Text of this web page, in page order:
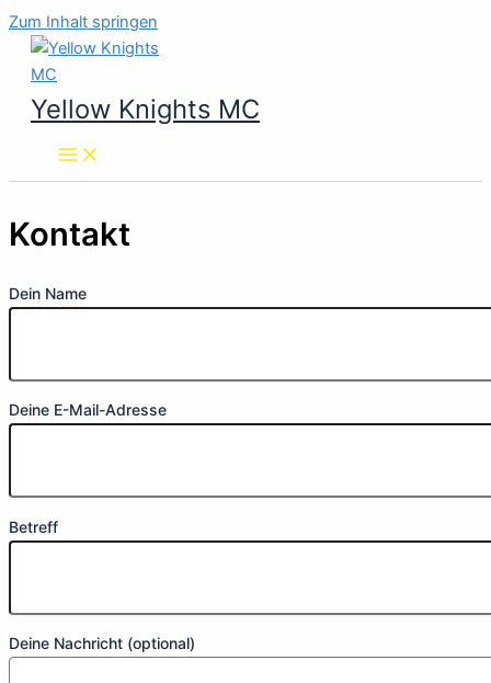
Zum Inhalt springen
Yellow Knights MC
Kontakt
Dein Name
Deine E-Mail-Adresse
Betreff
Deine Nachricht (optional)